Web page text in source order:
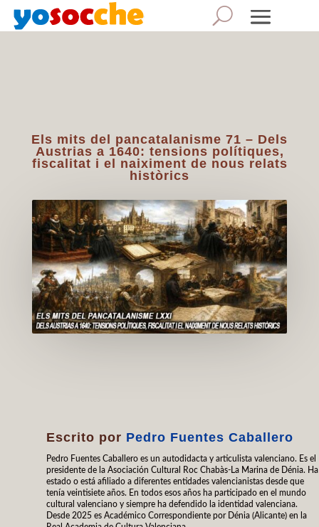
Els mits del pancatalanisme 71 – Dels
Austrias a 1640: tensions polítiques,
fiscalitat i el naiximent de nous relats
històrics
Escrito por Pedro Fuentes Caballero
Pedro Fuentes Caballero es un autodidacta y articulista valenciano. Es el
presidente de la Asociación Cultural Roc Chabàs-La Marina de Dénia. Ha
estado o está afiliado a diferentes entidades valencianistas desde que
tenía veintisiete años. En todos esos años ha participado en el mundo
cultural valenciano y siempre ha defendido la identidad valenciana.
Desde 2025 es Académico Correspondiente por Dénia (Alicante) en la